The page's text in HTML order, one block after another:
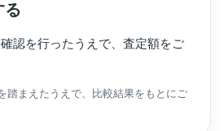
る
認を行ったうえで、査定額をご
踏まえたうえで、比較結果をもとにご